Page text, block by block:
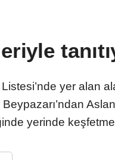
yer alan
yerinde keşfetme